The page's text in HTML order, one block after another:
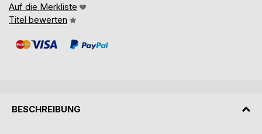
Auf die Merkliste
Titel bewerten
BESCHREIBUNG